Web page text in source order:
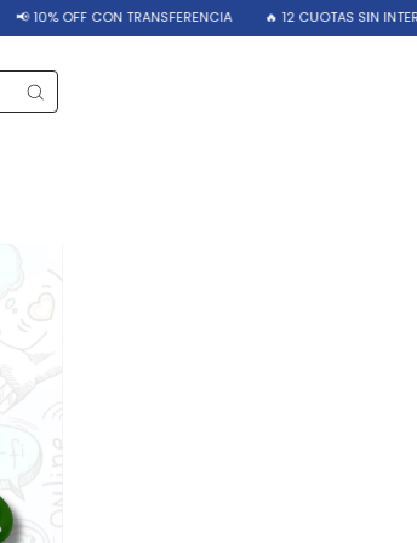
📢 10% OFF CON TRANSFERENCIA 🔥 12 CUOTAS SIN INTERÉS